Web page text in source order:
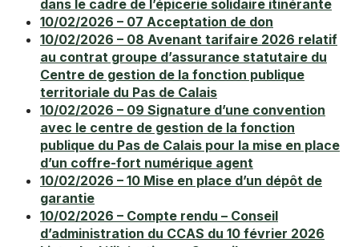
dans le cadre de l’épicerie solidaire itinérante
10/02/2026 – 07 Acceptation de don
10/02/2026 – 08 Avenant tarifaire 2026 relatif
au contrat groupe d’assurance statutaire du
Centre de gestion de la fonction publique
territoriale du Pas de Calais
10/02/2026 – 09 Signature d’une convention
avec le centre de gestion de la fonction
publique du Pas de Calais pour la mise en place
d’un coffre-fort numérique agent
10/02/2026 – 10 Mise en place d’un dépôt de
garantie
10/02/2026 – Compte rendu – Conseil
d’administration du CCAS du 10 février 2026